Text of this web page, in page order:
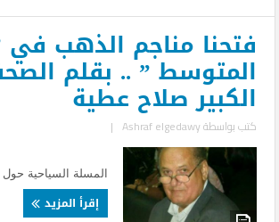
فتحنا‭ ‬مناجم‭
المتوسط ” .. بقلم
الكبير صلاح عطية
كتب بواسطةAshraf elgedawy
|
المسلة السياحية حول
إقرأ المزيد